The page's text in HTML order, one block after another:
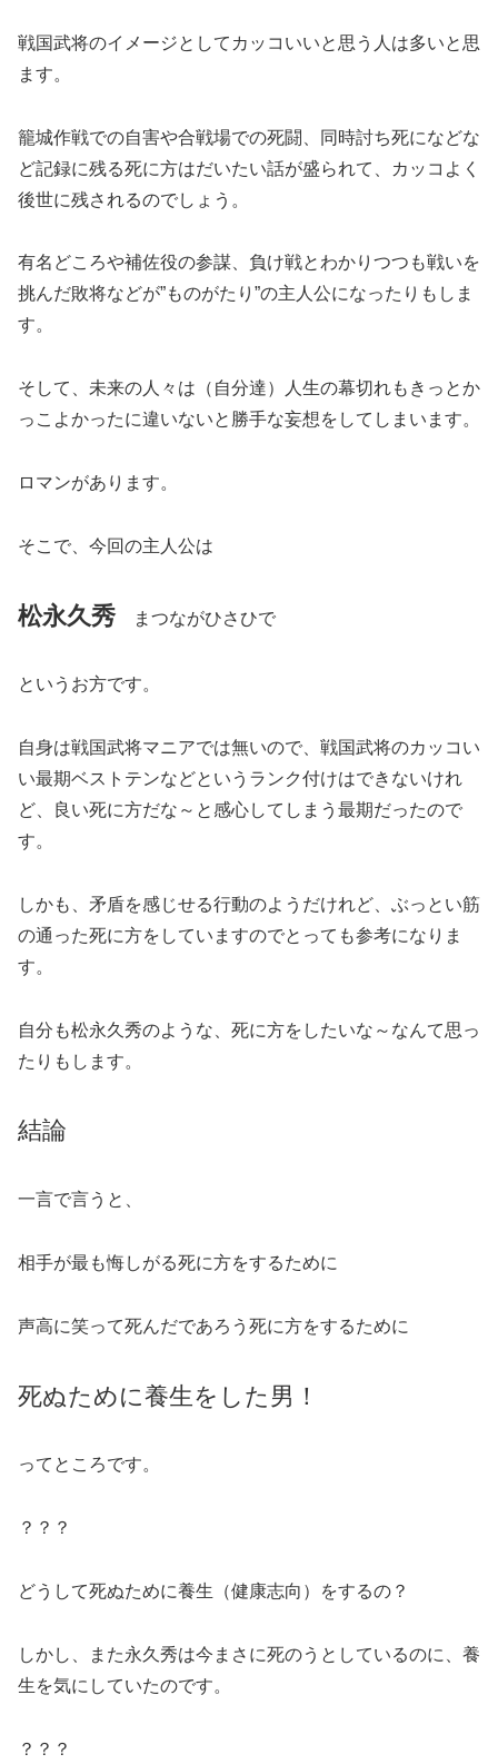
戦国武将のイメージとしてカッコいいと思う人は多いと思
ます。
籠城作戦での自害や合戦場での死闘、同時討ち死になどな
ど記録に残る死に方はだいたい話が盛られて、カッコよく
後世に残されるのでしょう。
有名どころや補佐役の参謀、負け戦とわかりつつも戦いを
挑んだ敗将などが”ものがたり”の主人公になったりもしま
す。
そして、未来の人々は（自分達）人生の幕切れもきっとか
っこよかったに違いないと勝手な妄想をしてしまいます。
ロマンがあります。
そこで、今回の主人公は
松永久秀 まつながひさひで
というお方です。
自身は戦国武将マニアでは無いので、戦国武将のカッコい
い最期ベストテンなどというランク付けはできないけれ
ど、良い死に方だな～と感心してしまう最期だったので
す。
しかも、矛盾を感じせる行動のようだけれど、ぶっとい筋
の通った死に方をしていますのでとっても参考になりま
す。
自分も松永久秀のような、死に方をしたいな～なんて思っ
たりもします。
結論
一言で言うと、
相手が最も悔しがる死に方をするために
声高に笑って死んだであろう死に方をするために
死ぬために養生をした男！
ってところです。
？？？
どうして死ぬために養生（健康志向）をするの？
しかし、また永久秀は今まさに死のうとしているのに、養
生を気にしていたのです。
？？？